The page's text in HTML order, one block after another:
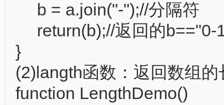
b = a.join("-");//分隔符
return(b);//返回的b=="0-
}
(2)langth函数：返回数组的
function LengthDemo()